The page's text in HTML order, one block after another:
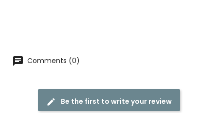
Comments (0)
Be the first to write your review